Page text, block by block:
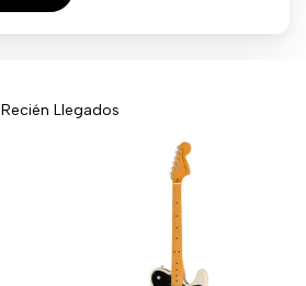
Recién Llegados